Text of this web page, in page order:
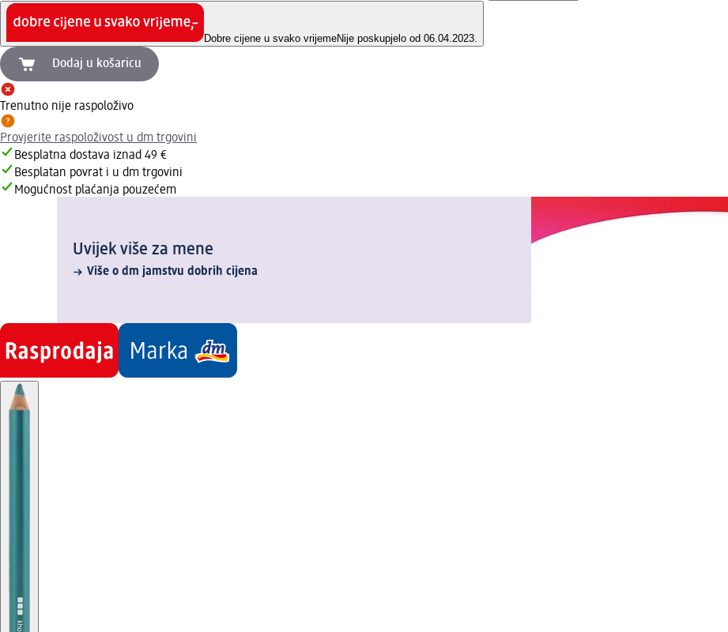
Dobre cijene u svako vrijemeNije poskupjelo od 06.04.2023.
Dodaj u košaricu
Trenutno nije raspoloživo
Provjerite raspoloživost u dm trgovini
Besplatna dostava iznad 49 €
Besplatan povrat i u dm trgovini
Mogućnost plaćanja pouzećem
Uvijek više za mene
Više o dm jamstvu dobrih cijena